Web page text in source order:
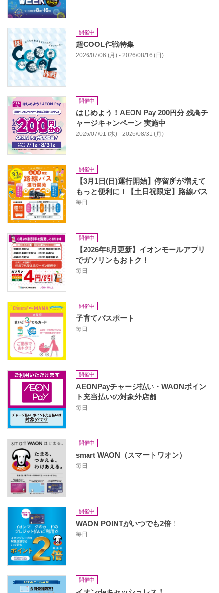
開催中
超COOL作戦特集
2026/07/06 (月) - 2026/08/16 (日)
開催中
はじめよう！AEON Pay 200円分 残高チ
ャージキャンペーン 実施中
2026/07/01 (水) - 2026/08/31 (月)
開催中
【3月1日(日)運行開始】停留所が増えて
もっと便利に！【土日祝限定】路線バス
毎日
開催中
【2026年8月更新】イオンモールアプリ
でガソリンもおトク！
毎日
開催中
子育てパスポート
毎日
開催中
AEONPayチャージ払い・WAONポイン
ト充当払いの対象外店舗
毎日
開催中
smart WAON（スマートワオン）
毎日
開催中
WAON POINTがいつでも2倍！
毎日
開催中